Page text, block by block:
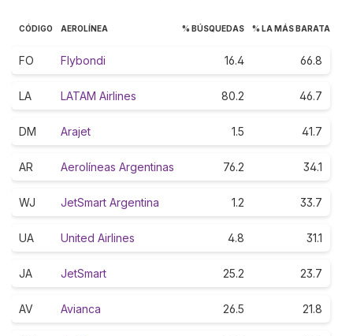
CÓDIGO AEROLÍNEA % BÚSQUEDAS % LA MÁS BARATA
FO Flybondi 16.4 66.8
LA LATAM Airlines 80.2 46.7
DM Arajet 1.5 41.7
AR Aerolíneas Argentinas 76.2 34.1
WJ JetSmart Argentina 1.2 33.7
UA United Airlines 4.8 31.1
JA JetSmart 25.2 23.7
AV Avianca 26.5 21.8